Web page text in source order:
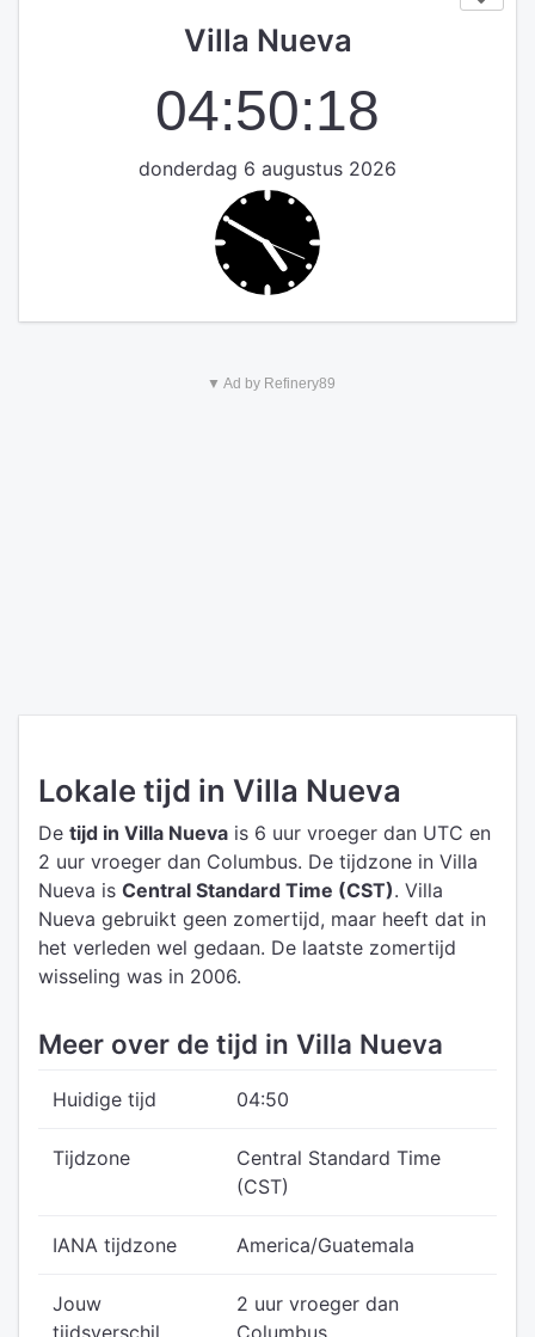
Villa Nueva
04:50:19
donderdag 6 augustus 2026
▼ Ad by Refinery89
Lokale tijd in Villa Nueva
De tijd in Villa Nueva is 6 uur vroeger dan UTC en
2 uur vroeger dan Columbus. De tijdzone in Villa
Nueva is Central Standard Time (CST). Villa
Nueva gebruikt geen zomertijd, maar heeft dat in
het verleden wel gedaan. De laatste zomertijd
wisseling was in 2006.
Meer over de tijd in Villa Nueva
Huidige tijd 04:50
Tijdzone
Central Standard Time
(CST)
IANA tijdzone America/Guatemala
Jouw
tijdsverschil
2 uur vroeger dan
Columbus